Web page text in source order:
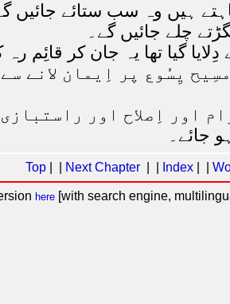
ہیں وہ سب ستائے جائیں
چلے جائیں گے۔
گیا تھا یہ جان کر قائِم
یِسُوع پر اِیمان لانے
اور اِصلاح اور
جائے۔
Top| | Next Chapter Index| |
here[with search engine,